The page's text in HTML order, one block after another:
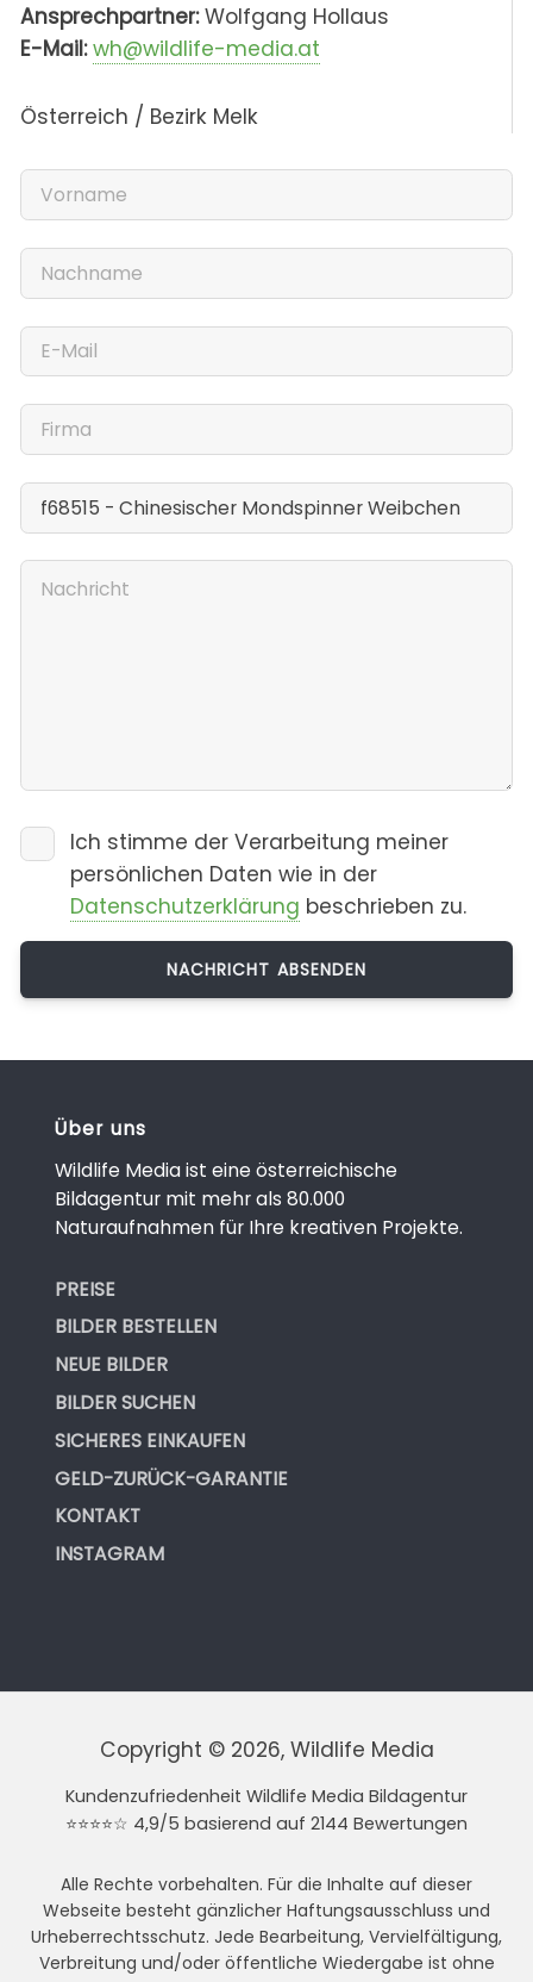
Ansprechpartner:Wolfgang Hollaus
E-Mail: wh@wildlife-media.at
Österreich / Bezirk Melk
Ich stimme der Verarbeitung meiner
persönlichen Daten wie in der
Datenschutzerklärung beschrieben zu.
Über uns
Wildlife Media ist eine österreichische
Bildagentur mit mehr als 80.000
Naturaufnahmen für Ihre kreativen Projekte.
PREISE
BILDER BESTELLEN
NEUE BILDER
BILDER SUCHEN
SICHERES EINKAUFEN
GELD-ZURÜCK-GARANTIE
KONTAKT
INSTAGRAM
Copyright © 2026, Wildlife Media
Kundenzufriedenheit Wildlife Media Bildagentur
⭐⭐⭐⭐☆ 4,9/5 basierend auf 2144 Bewertungen
Alle Rechte vorbehalten. Für die Inhalte auf dieser
Webseite besteht gänzlicher Haftungsausschluss und
Urheberrechtsschutz. Jede Bearbeitung, Vervielfältigung,
Verbreitung und/oder öffentliche Wiedergabe ist ohne